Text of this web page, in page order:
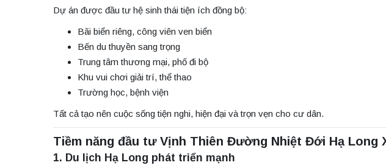
Dự án được đầu tư hệ sinh thái tiện ích đồng bộ:
Bãi biển riêng, công viên ven biển
Bến du thuyền sang trọng
Trung tâm thương mại, phố đi bộ
Khu vui chơi giải trí, thể thao
Trường học, bệnh viện
Tất cả tạo nên cuộc sống tiện nghi, hiện đại và trọn vẹn cho cư dân.
Tiềm năng đầu tư Vịnh Thiên Đường Nhiệt Đới Hạ Long
1. Du lịch Hạ Long phát triển mạnh